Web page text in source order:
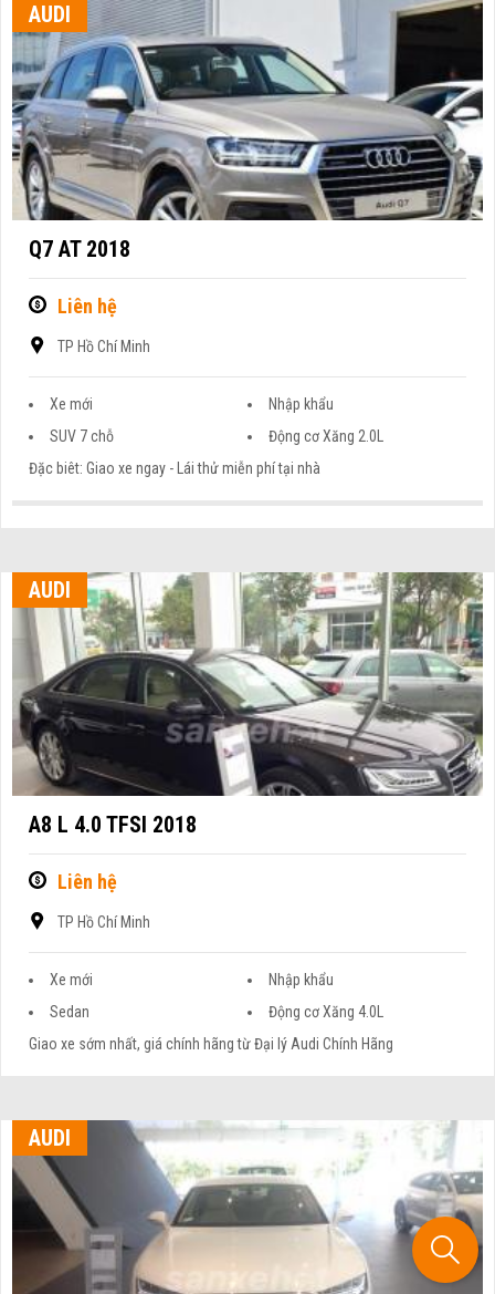
AUDI
Q7 AT 2018
Liên hệ
TP Hồ Chí Minh
Xe mới
Nhập khẩu
SUV 7 chỗ
Động cơ Xăng 2.0L
Đặc biêt: Giao xe ngay - Lái thử miễn phí tại nhà
AUDI
A8 L 4.0 TFSI 2018
Liên hệ
TP Hồ Chí Minh
Xe mới
Nhập khẩu
Sedan
Động cơ Xăng 4.0L
Giao xe sớm nhất, giá chính hãng từ Đại lý Audi Chính Hãng
AUDI